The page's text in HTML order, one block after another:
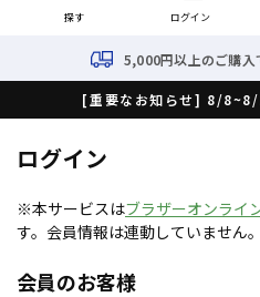
探す ログイン
5,000円以上のご購入で送料無
[重要なお知らせ] 8/8~8/
ログイン
※本サービスはブラザーオンライ
す。会員情報は連動していません。
会員のお客様